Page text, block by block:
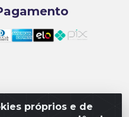
próprios e de
Polo Empresarial Goiás